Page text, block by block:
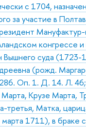
с 1704,
за участие в
конгрессе
суда (1723-
(рожд.
286. Оп. 1. Д. 14. Л.
Крузе Марта,
третья, Матка,
1711), в браке